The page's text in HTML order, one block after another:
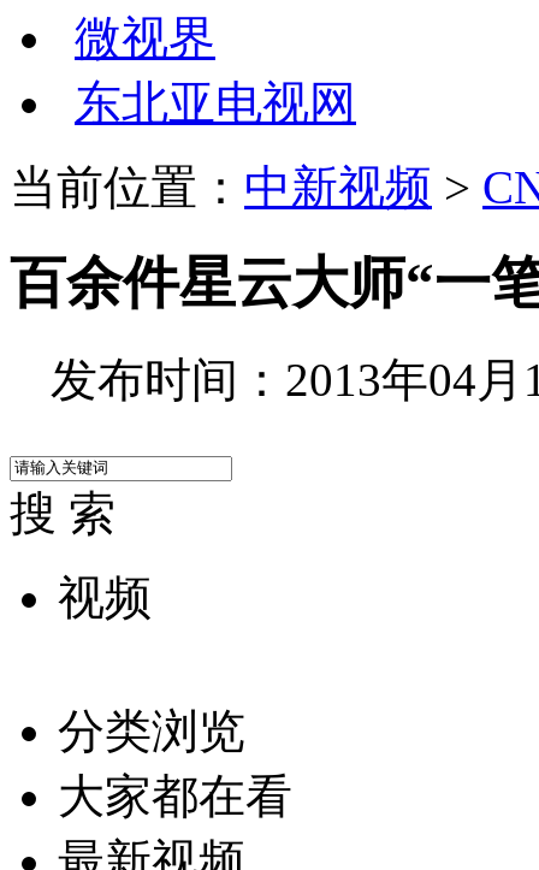
微视界
东北亚电视网
当前位置： 中新视频 >
百余件星云大师“一
发布时间：2013年04月
搜 索
视频
分类浏览
大家都在看